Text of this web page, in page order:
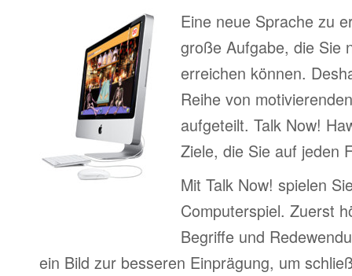
Eine neue Sprache zu
große Aufgabe, die Sie
erreichen können.
Reihe von
aufgeteilt. Talk Now!
Ziele, die Sie auf jeden
Mit Talk Now! spielen
Computerspiel. Zuerst
Begriffe und
ein Bild zur besseren Einprägung, um